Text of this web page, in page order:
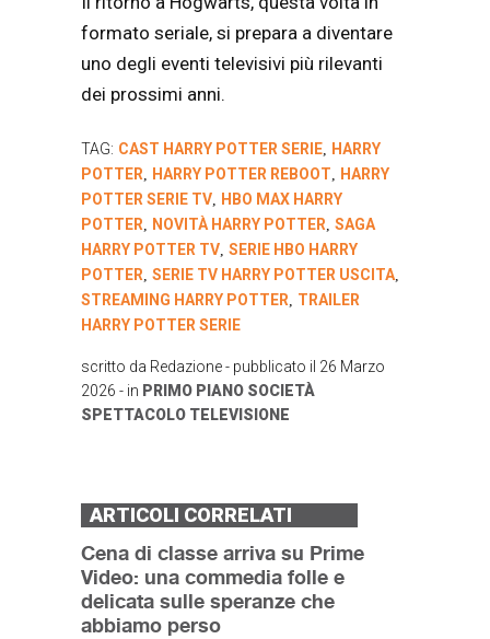
formato seriale, si prepara a diventare
uno degli eventi televisivi più rilevanti
dei prossimi anni.
TAG: CAST HARRY POTTER SERIE, HARRY
POTTER, HARRY POTTER REBOOT, HARRY
POTTER SERIE TV, HBO MAX HARRY
POTTER, NOVITÀ HARRY POTTER, SAGA
HARRY POTTER TV, SERIE HBO HARRY
POTTER, SERIE TV HARRY POTTER USCITA,
STREAMING HARRY POTTER, TRAILER
HARRY POTTER SERIE
scritto da Redazione- pubblicato il 26 Marzo
2026 - in PRIMO PIANO SOCIETÀ
SPETTACOLO TELEVISIONE
ARTICOLI CORRELATI
Cena di classe arriva su Prime
Video: una commedia folle e
delicata sulle speranze che
abbiamo perso